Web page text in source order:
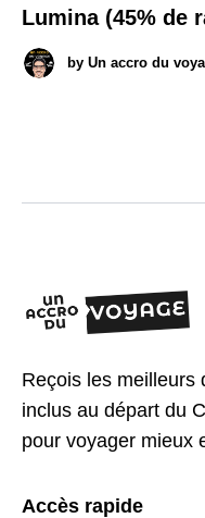
Lumina (45% de
by Un accro du
Reçois les meilleurs
inclus au départ du
pour voyager mieux
Accès rapide